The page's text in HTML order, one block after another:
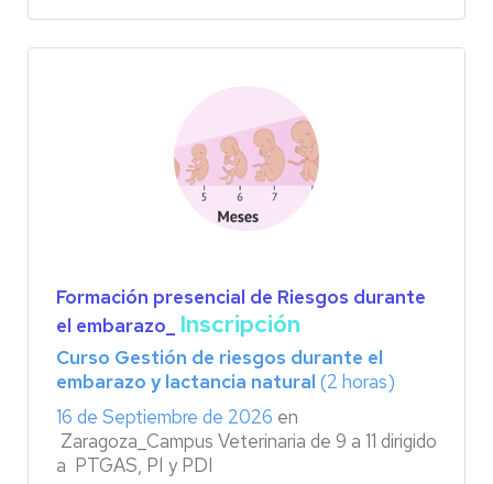
Formación presencial de Riesgos durante
el embarazo_ Inscripción
Curso Gestión de riesgos durante el
embarazo y lactancia natural (2 horas)
16 de Septiembre de 2026 en
Zaragoza_Campus Veterinaria de 9 a 11 dirigido
a PTGAS, PI y PDI